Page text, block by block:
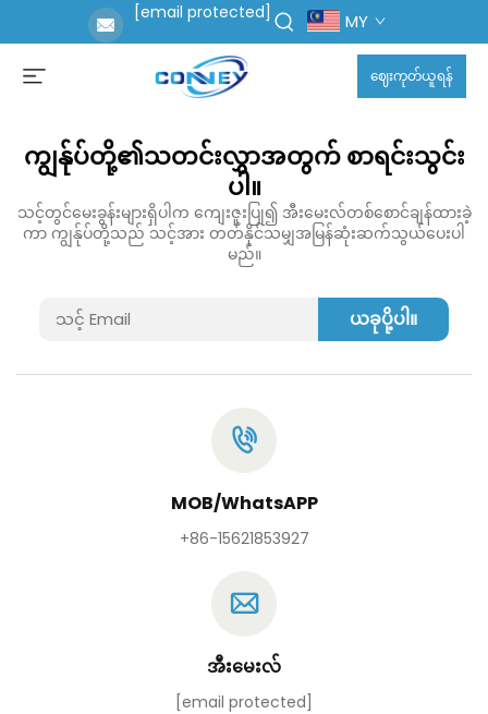
[email protected] MY
ဈေးကုတ်ယူရန်
ကျွန်ုပ်တို့၏သတင်းလွှာအတွက် စာရင်းသွင်း
ပါ။
သင့်တွင်မေးခွန်းများရှိပါက ကျေးဇူးပြု၍ အီးမေးလ်တစ်စောင်ချန်ထားခဲ့
ကာ ကျွန်ုပ်တို့သည် သင့်အား တတ်နိုင်သမျှအမြန်ဆုံးဆက်သွယ်ပေးပါ
မည်။
ယခုပို့ပါ။
MOB/WhatsAPP
+86-15621853927
အီးမေးလ်
[email protected]